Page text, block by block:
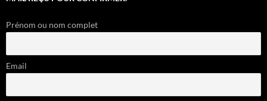
Prénom ou nom complet
Email